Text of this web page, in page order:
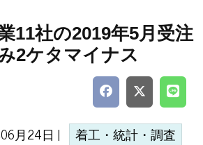
11社の2019年5月受注
2ケタマイナス
月24日 | 着工・統計・調査